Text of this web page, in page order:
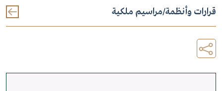
قرارات وأنظمة/مراسيم ملكية